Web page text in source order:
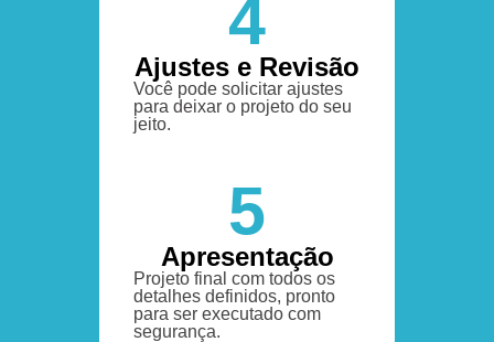
4
Ajustes e Revisão
Você pode solicitar ajustes
para deixar o projeto do seu
jeito.
5
Apresentação
Projeto final com todos os
detalhes definidos, pronto
para ser executado com
segurança.